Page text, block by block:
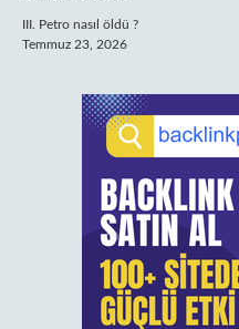
III. Petro nasıl öldü ?
Temmuz 23, 2026